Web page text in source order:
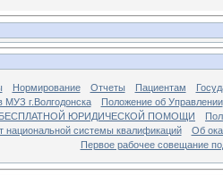
Нормирование Отчеты Пациентам
МУЗ г.Волгодонска
Положение об Управлении
ЮРИДИЧЕСКОЙ ПОМОЩИ
национальной системы квалификаций
Об
Первое рабочее совещание